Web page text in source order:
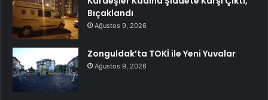
Bıçaklandı
Ağustos 9, 2026
Zonguldak’ta TOKİ ile Yeni Yuvalar
Ağustos 9, 2026